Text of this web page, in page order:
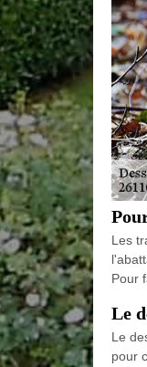
Les
Pour
Le
Le
pour